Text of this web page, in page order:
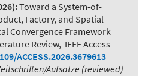
Toward a System-of-
Factory, and Spatial
Convergence Framework
Review, IEEE Access
ACCESS.2026.3679613
Aufsätze (reviewed)